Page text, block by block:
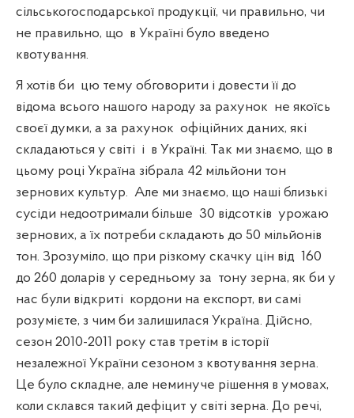
сільськогосподарської продукції, чи правильно, чи
не правильно, що в Україні було введено
квотування.
Я хотів би цю тему обговорити і довести її до
відома всього нашого народу за рахунок не якоїсь
своєї думки, а за рахунок офіційних даних, які
складаються у світі і в Україні. Так ми знаємо, що в
цьому році Україна зібрала 42 мільйони тон
зернових культур. Але ми знаємо, що наші близькі
сусіди недоотримали більше 30 відсотків урожаю
зернових, а їх потреби складають до 50 мільйонів
тон. Зрозуміло, що при різкому скачку цін від 160
до 260 доларів у середньому за тону зерна, як би у
нас були відкриті кордони на експорт, ви самі
розумієте, з чим би залишилася Україна. Дійсно,
сезон 2010-2011 року став третім в історії
незалежної України сезоном з квотування зерна.
Це було складне, але неминуче рішення в умовах,
коли склався такий дефіцит у світі зерна. До речі,